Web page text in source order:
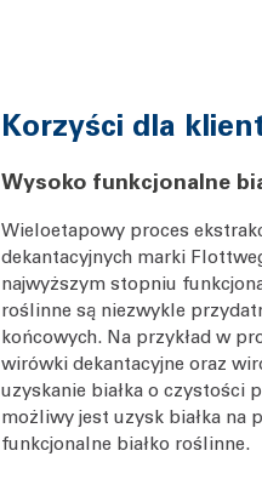
Korzyści dla
Wysoko funkcjonalne
Wieloetapowy proces
dekantacyjnych marki
najwyższym stopniu
roślinne są niezwykle
końcowych. Na przykład w
wirówki dekantacyjne oraz
uzyskanie białka o czystości
możliwy jest uzysk białka na
funkcjonalne białko roślinne.